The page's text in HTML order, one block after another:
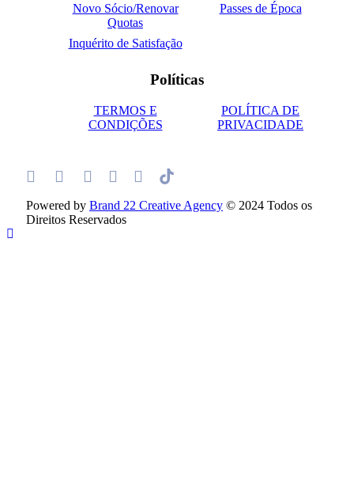
Novo Sócio/Renovar
Quotas
Passes de Época
Inquérito de Satisfação
Políticas
TERMOS E
CONDIÇÕES
POLÍTICA DE
PRIVACIDADE
Powered by Brand 22 Creative Agency © 2024 Todos os
Direitos Reservados